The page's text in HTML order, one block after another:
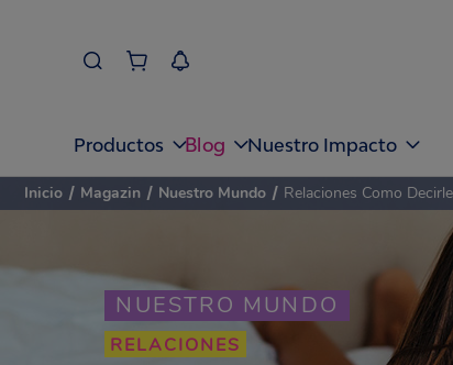
Productos Blog Nuestro Impacto
NUESTRO MUNDO
RELACIONES
Inicio / Magazin / Nuestro Mundo / Relaciones Como